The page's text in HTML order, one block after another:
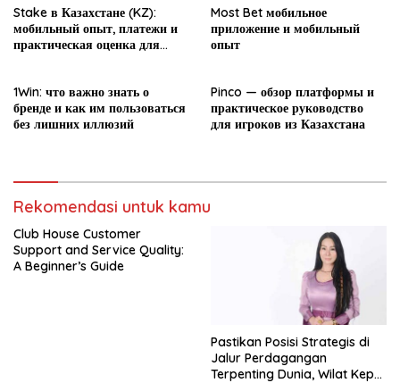
Stake в Казахстане (KZ):
мобильный опыт, платежи и
практическая оценка для
Most Bet мобильное
приложение и мобильный
опыт
1Win: что важно знать о
бренде и как им пользоваться
без лишних иллюзий
Pinco — обзор платформы и
практическое руководство
для игроков из Казахстана
Rekomendasi untuk kamu
Club House Customer
Support and Service Quality:
A Beginner’s Guide
Pastikan Posisi Strategis di
Jalur Perdagangan
Terpenting Dunia, Wilat Kepri: